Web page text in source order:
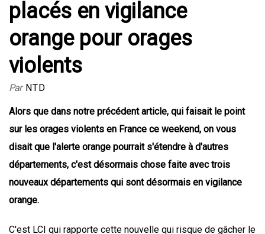
placés en vigilance
orange pour orages
violents
Par NTD
Alors que dans notre précédent article, qui faisait le point
sur les orages violents en France ce weekend, on vous
disait que l'alerte orange pourrait s'étendre à d'autres
départements, c'est désormais chose faite avec trois
nouveaux départements qui sont désormais en vigilance
orange.
C'est LCI qui rapporte cette nouvelle qui risque de gâcher le